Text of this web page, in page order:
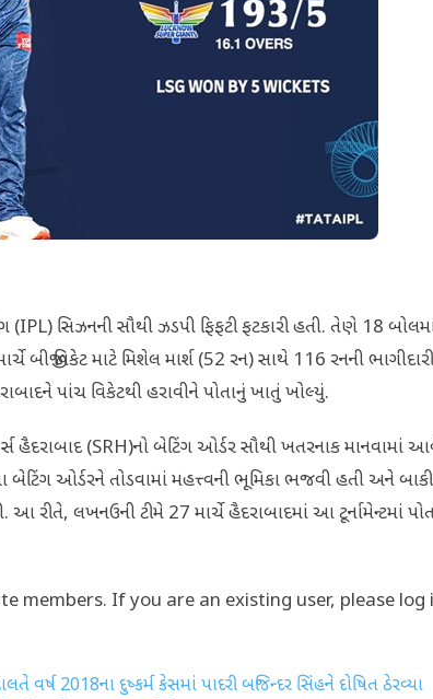
(IPL) સિઝનની સૌથી ઝડપી ફિફટી ફટકારી હતી. તેણે 18
બીજી વિકેટ માટે મિશેલ માર્શ (52 રન) સાથે 116 રનની
પાંચ વિકેટથી હરાવીને પોતાનું ખાતું ખોલ્યું.
(SRH)નો બેટિંગ ઓર્ડર સૌથી ખતરનાક માનવામાં
બેટિંગ ઓર્ડરને તોડવામાં મહત્ત્વની ભૂમિકા ભજવી હતી અને
રીતે, લખનઉની ટીમે 27 માર્ચે હૈદરાબાદમાં આ ટૂર્નામેન્ટમાં
members. If you are an existing user, please log
વર્ષ 2018ના દુષ્કર્મ કેસમાં પાદરી બજિન્દર સિંહને દોષિત ઠેરવ્યા